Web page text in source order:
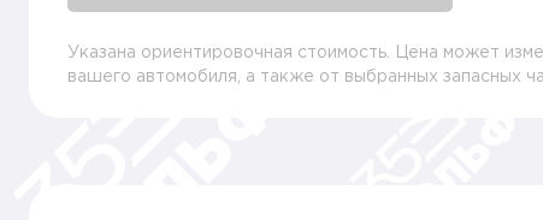
Указана ориентировочная стоимость. Цена может
вашего автомобиля, а также от выбранных запасных